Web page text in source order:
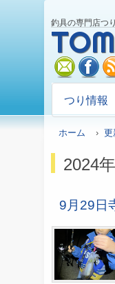
釣具の専門店つ
mail
つり情報
ホーム › 更
2024
9月29日